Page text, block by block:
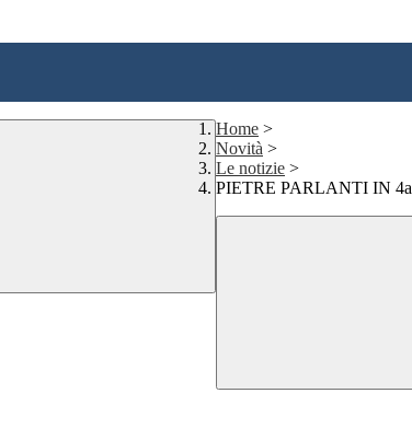
Home >
Novità >
Le notizie >
PIETRE PARLANTI IN 4a